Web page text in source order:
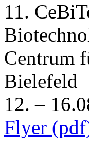
11.
Centrum
Bielefeld
12. –
Flyer